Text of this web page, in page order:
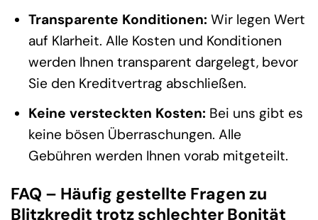
Transparente Konditionen: Wir legen Wert
auf Klarheit. Alle Kosten und Konditionen
werden Ihnen transparent dargelegt, bevor
Sie den Kreditvertrag abschließen.
Keine versteckten Kosten: Bei uns gibt es
keine bösen Überraschungen. Alle
Gebühren werden Ihnen vorab mitgeteilt.
FAQ – Häufig gestellte Fragen zu
Blitzkredit trotz schlechter Bonität